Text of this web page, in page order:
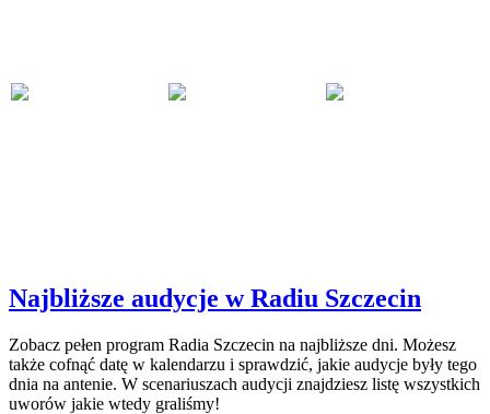
Najbliższe audycje w Radiu Szczecin
Zobacz pełen program Radia Szczecin na najbliższe dni. Możesz
także cofnąć datę w kalendarzu i sprawdzić, jakie audycje były tego
dnia na antenie. W scenariuszach audycji znajdziesz listę wszystkich
uworów jakie wtedy graliśmy!